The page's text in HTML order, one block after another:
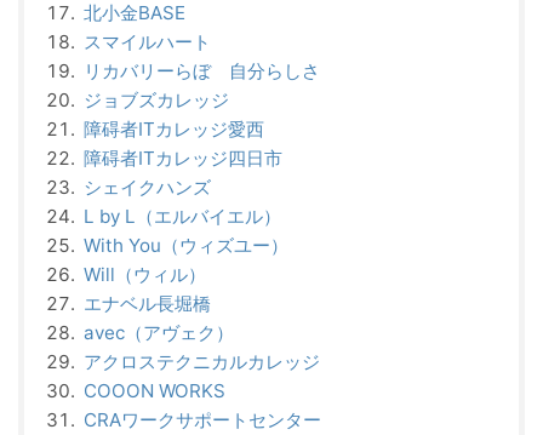
北小金BASE
スマイルハート
リカバリーらぼ 自分らしさ
ジョブズカレッジ
障碍者ITカレッジ愛西
障碍者ITカレッジ四日市
シェイクハンズ
L by L（エルバイエル）
With You（ウィズユー）
Will（ウィル）
エナベル長堀橋
avec（アヴェク）
アクロステクニカルカレッジ
COOON WORKS
CRAワークサポートセンター